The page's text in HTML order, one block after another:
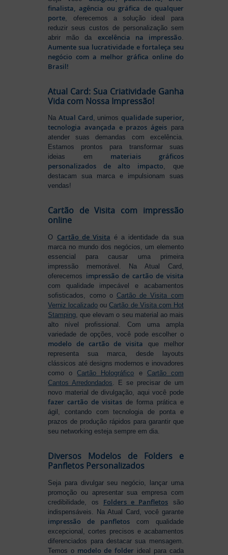
finalista, agência ou gráfica de qualquer
porte , oferecemos a solução ideal para
reduzir seus custos de personalização sem
abrir mão da excelência na impressão
Aumente sua lucratividade e fortaleça seu
negócio com a melhor gráfica online do
Brasil!
Atual Card: Sua Criatividade Ganha
Vida com Nossa Impressão!
Na Atual Card, unimos qualidade superior,
tecnologia avançada e prazos ágeispara
atender suas demandas com excelência.
Estamos prontos para transformar suas
ideias em materiais gráficos
personalizados de alto impacto, que
destacam sua marca e impulsionam suas
vendas!
Cartão de Visita com impressão
online
O Cartão de Visita é a identidade da sua
marca no mundo dos negócios, um elemento
essencial para causar uma primeira
impressão memorável. Na Atual Card,
oferecemos impressão de cartão de visita
com qualidade impecável e acabamentos
sofisticados, como o Cartão de Visita com
Verniz localizado ouCartão de Visita com Hot
Stamping, que elevam o seu material ao mais
alto nível profissional. Com uma ampla
variedade de opções, você pode escolher o
modelo de cartão de visita que melhor
representa sua marca, desde layouts
clássicos até designs modernos e inovadores
como oCartão Holográfico e Cartão com
Cantos Arredondados. E se precisar de um
novo material de divulgação, aqui você pode
fazer cartão de visitas de forma prática e
ágil, contando com tecnologia de ponta e
prazos de produção rápidos para garantir que
seu networking esteja sempre em dia.
Diversos Modelos de Folders e
Panfletos Personalizados
Seja para divulgar seu negócio, lançar uma
promoção ou apresentar sua empresa com
credibilidade, os Folders e Panfletos são
indispensáveis. Na Atual Card, você garante
impressão de panfletos com qualidade
excepcional, cortes precisos e acabamentos
diferenciados para destacar sua mensagem.
Temos o modelo de folder ideal para cada